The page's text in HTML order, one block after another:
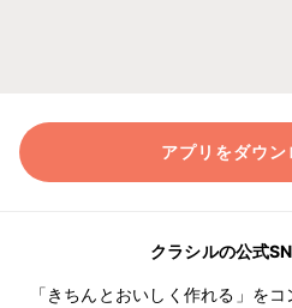
アプリをダウン
クラシルの公式
「きちんとおいしく作れる」を